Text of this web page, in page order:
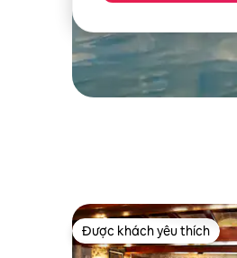
Được khách yêu thích
Được khách yêu thích